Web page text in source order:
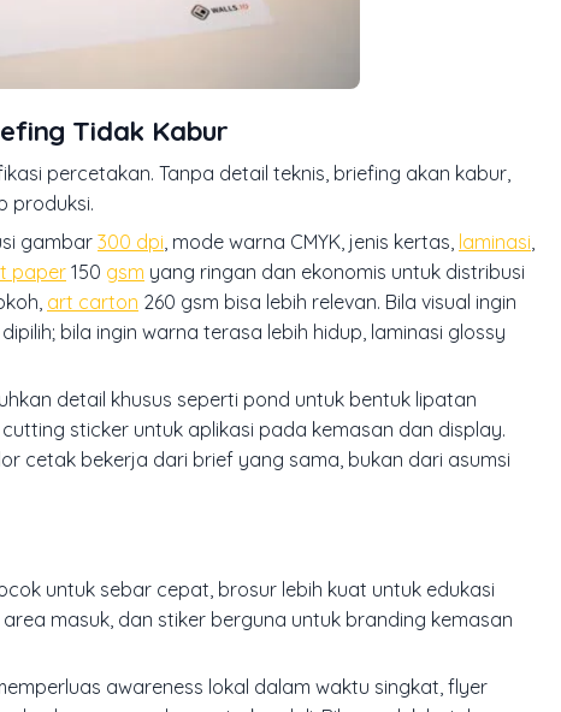
Tidak Kabur
percetakan. Tanpa detail teknis, briefing akan kabur,
produksi.
gambar 300 dpi , mode warna CMYK, jenis kertas, laminasi
paper150 gsm yang ringan dan ekonomis untuk distribusi
art carton 260 gsm bisa lebih relevan. Bila visual ingin
bila ingin warna terasa lebih hidup, laminasi glossy
detail khusus seperti pond untuk bentuk lipatan
sticker untuk aplikasi pada kemasan dan display.
cetak bekerja dari brief yang sama, bukan dari asumsi
untuk sebar cepat, brosur lebih kuat untuk edukasi
masuk, dan stiker berguna untuk branding kemasan
awareness lokal dalam waktu singkat, flyer